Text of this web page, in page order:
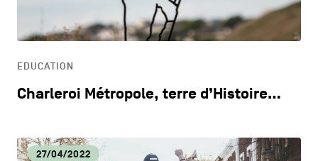
EDUCATION
Charleroi Métropole, terre d’Histoire…
27/04/2022